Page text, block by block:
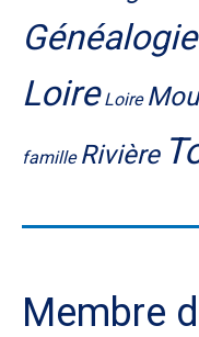
Généalogie
Loire Loire
famille Rivière
Membre